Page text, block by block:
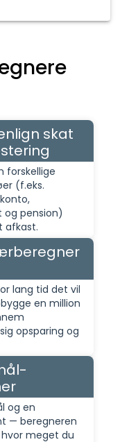
skat
forskellige
(f.eks.
og pension)
afkast.
lang tid det vil
en million
opsparing og
og en
— beregneren
meget du